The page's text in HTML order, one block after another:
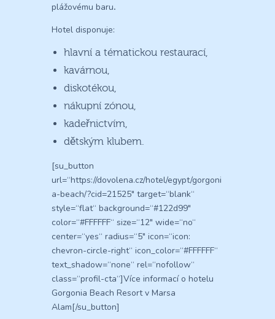
plážovému baru.
Hotel disponuje:
hlavní a tématickou restaurací,
kavárnou,
diskotékou,
nákupní zónou,
kadeřnictvím,
dětským klubem.
[su_button
url=“https://dovolena.cz/hotel/egypt/gorgoni
a-beach/?cid=21525″ target=“blank“
style=“flat“ background=“#122d99″
color=“#FFFFFF“ size=“12″ wide=“no“
center=“yes“ radius=“5″ icon=“icon:
chevron-circle-right“ icon_color=“#FFFFFF“
text_shadow=“none“ rel=“nofollow“
class=“profil-cta“]Více informací o hotelu
Gorgonia Beach Resort v Marsa
Alam[/su_button]